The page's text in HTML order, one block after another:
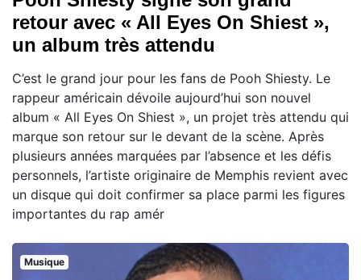
retour avec « All Eyes On Shiest »,
un album très attendu
C’est le grand jour pour les fans de Pooh Shiesty. Le
rappeur américain dévoile aujourd’hui son nouvel
album « All Eyes On Shiest », un projet très attendu qui
marque son retour sur le devant de la scène. Après
plusieurs années marquées par l’absence et les défis
personnels, l’artiste originaire de Memphis revient avec
un disque qui doit confirmer sa place parmi les figures
importantes du rap amér
Musique